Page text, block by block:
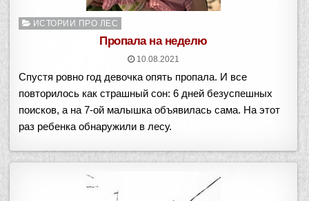
Опубликовано
ИСТОРИИ ПРО ЛЕС
Пропала на неделю
10.08.2021
Спустя ровно год девочка опять пропала. И все
повторилось как страшный сон: 6 дней безуспешных
поисков, а на 7-ой малышка объявилась сама. На этот
раз ребенка обнаружили в лесу.